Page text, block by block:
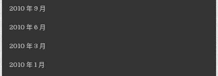
2010 年 9 月
2010 年 6 月
2010 年 3 月
2010 年 1 月